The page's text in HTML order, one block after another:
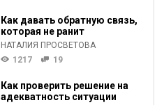
Как давать обратную связь,
которая не ранит
НАТАЛИЯ ПРОСВЕТОВА
1217
19
Как проверить решение на
адекватность ситуации